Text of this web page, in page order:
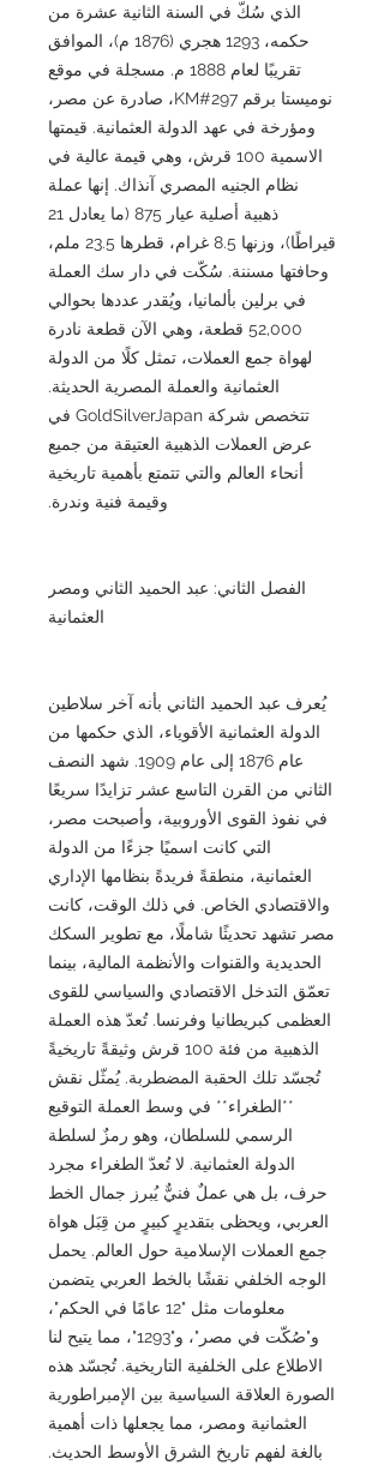
الذي سُكّ في السنة الثانية عشرة من
حكمه، 1293 هجري (1876 م)، الموافق
تقريبًا لعام 1888 م. مسجلة في موقع
نوميستا برقم KM#297، صادرة عن مصر،
ومؤرخة في عهد الدولة العثمانية. قيمتها
الاسمية 100 قرش، وهي قيمة عالية في
نظام الجنيه المصري آنذاك. إنها عملة
ذهبية أصلية عيار 875 (ما يعادل 21
قيراطًا)، وزنها 8.5 غرام، قطرها 23.5 ملم،
وحافتها مسننة. سُكّت في دار سك العملة
في برلين بألمانيا، ويُقدر عددها بحوالي
52,000 قطعة، وهي الآن قطعة نادرة
لهواة جمع العملات، تمثل كلًا من الدولة
العثمانية والعملة المصرية الحديثة.
تتخصص شركة GoldSilverJapan في
عرض العملات الذهبية العتيقة من جميع
أنحاء العالم والتي تتمتع بأهمية تاريخية
وقيمة فنية وندرة.
الفصل الثاني: عبد الحميد الثاني ومصر
العثمانية
يُعرف عبد الحميد الثاني بأنه آخر سلاطين
الدولة العثمانية الأقوياء، الذي حكمها من
عام 1876 إلى عام 1909. شهد النصف
الثاني من القرن التاسع عشر تزايدًا سريعًا
في نفوذ القوى الأوروبية، وأصبحت مصر،
التي كانت اسميًا جزءًا من الدولة
العثمانية، منطقةً فريدةً بنظامها الإداري
والاقتصادي الخاص. في ذلك الوقت، كانت
مصر تشهد تحديثًا شاملًا، مع تطوير السكك
الحديدية والقنوات والأنظمة المالية، بينما
تعمّق التدخل الاقتصادي والسياسي للقوى
العظمى كبريطانيا وفرنسا. تُعدّ هذه العملة
الذهبية من فئة 100 قرش وثيقةً تاريخيةً
تُجسّد تلك الحقبة المضطربة. يُمثّل نقش
**الطغراء** في وسط العملة التوقيع
الرسمي للسلطان، وهو رمزٌ لسلطة
الدولة العثمانية. لا تُعدّ الطغراء مجرد
حرف، بل هي عملٌ فنيٌّ يُبرز جمال الخط
العربي، ويحظى بتقديرٍ كبيرٍ من قِبَل هواة
جمع العملات الإسلامية حول العالم. يحمل
الوجه الخلفي نقشًا بالخط العربي يتضمن
معلومات مثل "12 عامًا في الحكم"،
و"صُكّت في مصر"، و"1293"، مما يتيح لنا
الاطلاع على الخلفية التاريخية. تُجسّد هذه
الصورة العلاقة السياسية بين الإمبراطورية
العثمانية ومصر، مما يجعلها ذات أهمية
بالغة لفهم تاريخ الشرق الأوسط الحديث.